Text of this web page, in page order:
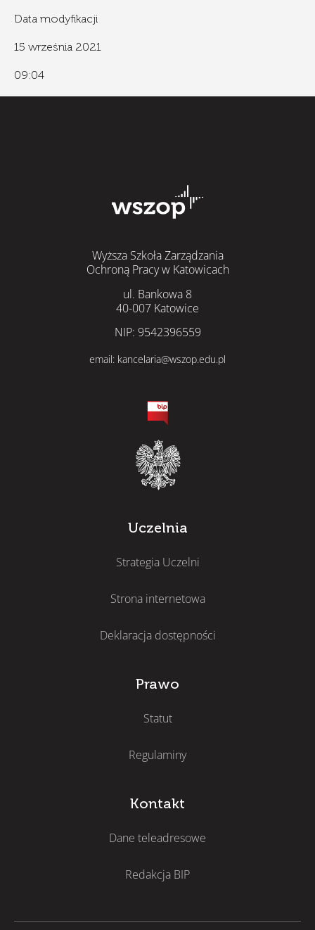
Data modyfikacji
15 września 2021
09:04
Wyższa Szkoła Zarządzania
Ochroną Pracy w Katowicach
ul. Bankowa 8
40-007 Katowice
NIP: 9542396559
email: kancelaria@wszop.edu.pl
Uczelnia
Strategia Uczelni
Strona internetowa
Deklaracja dostępności
Prawo
Statut
Regulaminy
Kontakt
Dane teleadresowe
Redakcja BIP